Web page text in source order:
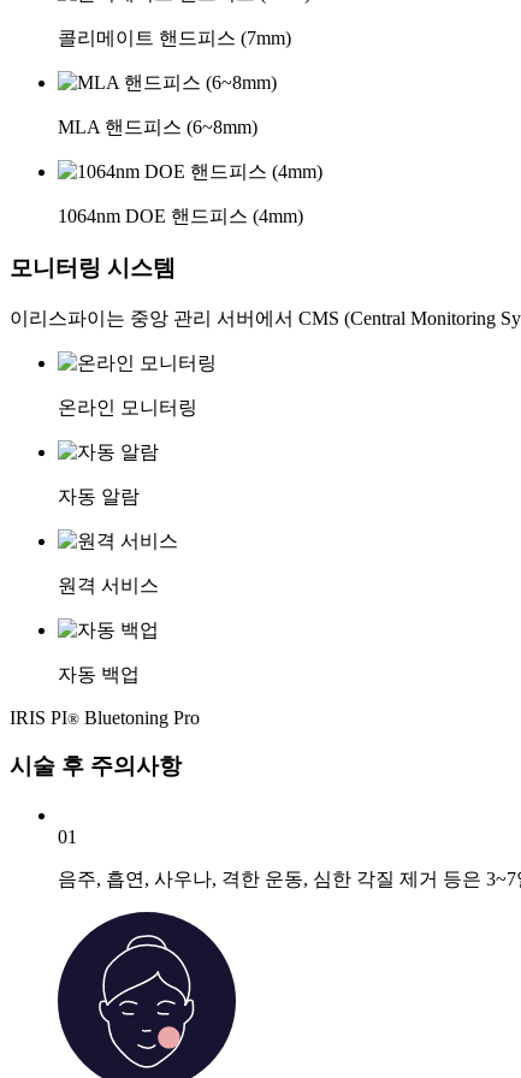
콜리메이트 핸드피스 (7mm)
MLA 핸드피스 (6~8mm)
1064nm DOE 핸드피스 (4mm)
모니터링 시스템
이리스파이는 중앙 관리 서버에서 CMS (Central Monitoring
온라인 모니터링
자동 알람
원격 서비스
자동 백업
IRIS PI® Bluetoning Pro
시술 후 주의사항
01
음주, 흡연, 사우나, 격한 운동, 심한 각질 제거 등은